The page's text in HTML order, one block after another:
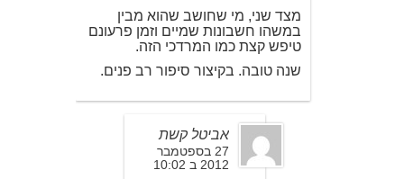
מצד שני, מי שחושב שהוא מבין
במשהו חשבונות שמיים וזמן פרעונם
טיפש קצת כמו המרדכי הזה.
שנה טובה. בקיצור סיפור רב פנים.
אביטל קשת
27 בספטמבר
2012 ב 10:02